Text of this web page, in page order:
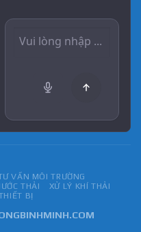
VẤN MÔI TRƯỜNG
THẢI
XỬ LÝ KHÍ THẢI
BỊ